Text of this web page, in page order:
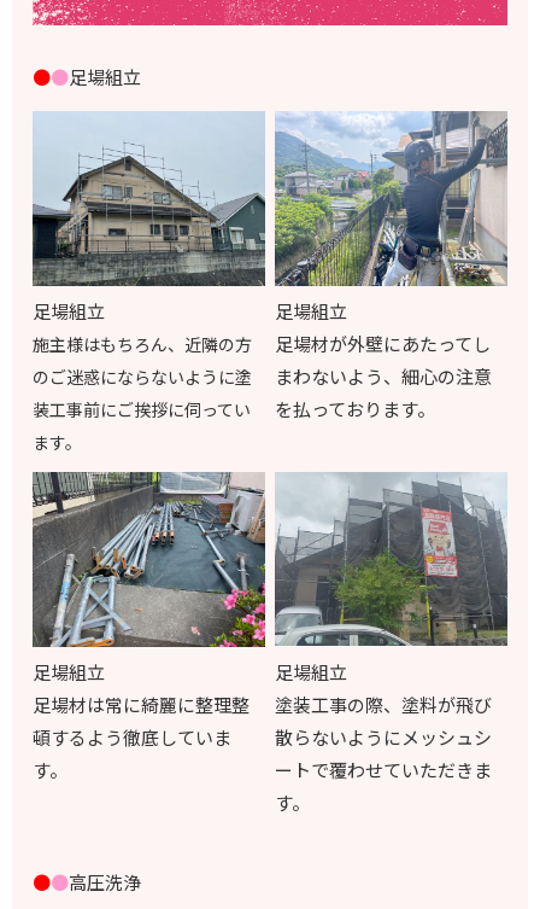
●●足場組立
足場組立
施主様はもちろん、近隣の方
のご迷惑にならないように塗
装工事前にご挨拶に伺ってい
ます。
足場組立
足場材が外壁にあたってし
まわないよう、細心の注意
を払っております。
足場組立
足場材は常に綺麗に整理整
頓するよう徹底していま
す。
足場組立
塗装工事の際、塗料が飛び
散らないようにメッシュシ
ートで覆わせていただきま
す。
●●高圧洗浄